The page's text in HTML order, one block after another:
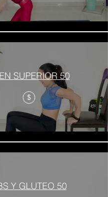
SUPERIOR 50
$
Y GLUTEO 50